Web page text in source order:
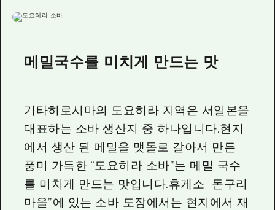
메밀국수를 미치게 만드는 맛
기타히로시마의 도요히라 지역은 서일본을
대표하는 소바 생산지 중 하나입니다.현지
에서 생산 된 메밀을 맷돌로 갈아서 만든
풍미 가득한 “도요히라 소바”는 메밀 국수
를 미치게 만드는 맛입니다.휴게소 “돈구리
마을”에 있는 소바 도장에서는 현지에서 재